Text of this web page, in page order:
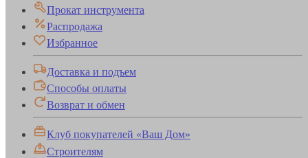
Прокат инструмента
Распродажа
Избранное
Доставка и подъем
Способы оплаты
Возврат и обмен
Клуб покупателей «Ваш Дом»
Строителям